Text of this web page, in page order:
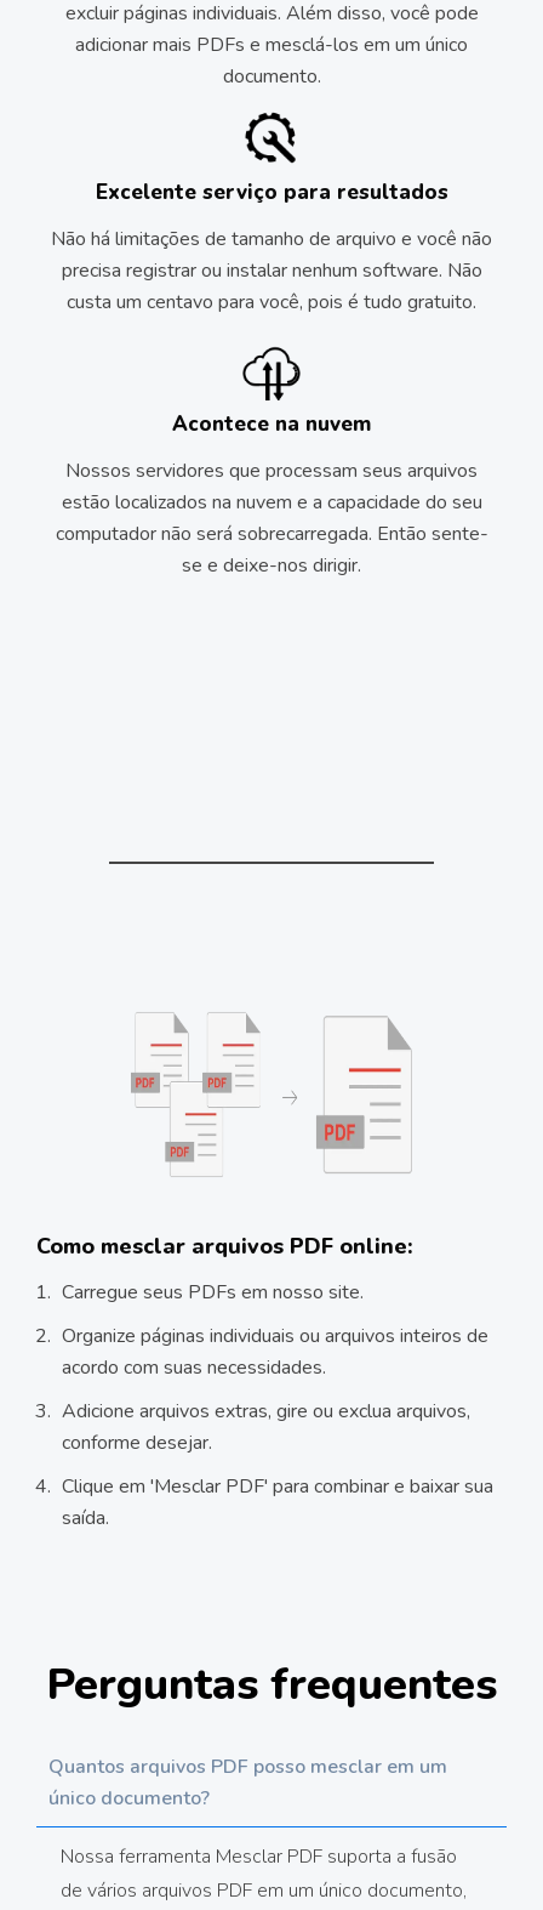
excluir páginas individuais. Além disso, você pode
adicionar mais PDFs e mesclá-los em um único
documento.
Excelente serviço para resultados
Não há limitações de tamanho de arquivo e você não
precisa registrar ou instalar nenhum software. Não
custa um centavo para você, pois é tudo gratuito.
Acontece na nuvem
Nossos servidores que processam seus arquivos
estão localizados na nuvem e a capacidade do seu
computador não será sobrecarregada. Então sente-
se e deixe-nos dirigir.
Como mesclar arquivos PDF online:
Carregue seus PDFs em nosso site.
Organize páginas individuais ou arquivos inteiros de
acordo com suas necessidades.
Adicione arquivos extras, gire ou exclua arquivos,
conforme desejar.
Clique em 'Mesclar PDF' para combinar e baixar sua
saída.
Perguntas frequentes
Quantos arquivos PDF posso mesclar em um
único documento?
Nossa ferramenta Mesclar PDF suporta a fusão
de vários arquivos PDF em um único documento,